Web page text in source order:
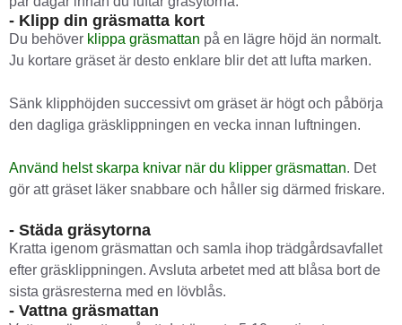
- Klipp din gräsmatta kort
Du behöver klippa gräsmattan på en lägre höjd än normalt.
Ju kortare gräset är desto enklare blir det att lufta marken.
Sänk klipphöjden successivt om gräset är högt och påbörja
den dagliga gräsklippningen en vecka innan luftningen.
Använd helst skarpa knivar när du klipper gräsmattan. Det
gör att gräset läker snabbare och håller sig därmed friskare.
- Städa gräsytorna
Kratta igenom gräsmattan och samla ihop trädgårdsavfallet
efter gräsklippningen. Avsluta arbetet med att blåsa bort de
sista gräsresterna med en lövblås.
- Vattna gräsmattan